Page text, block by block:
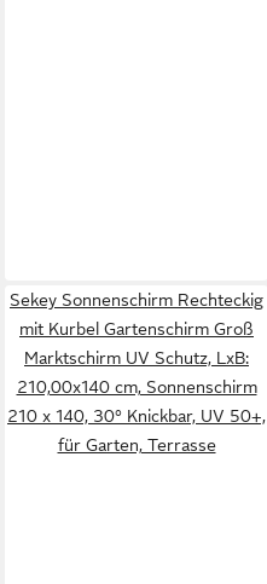
Sekey Sonnenschirm Rechteckig
mit Kurbel Gartenschirm Groß
Marktschirm UV Schutz, LxB:
210,00x140 cm, Sonnenschirm
210 x 140, 30° Knickbar, UV 50+,
für Garten, Terrasse